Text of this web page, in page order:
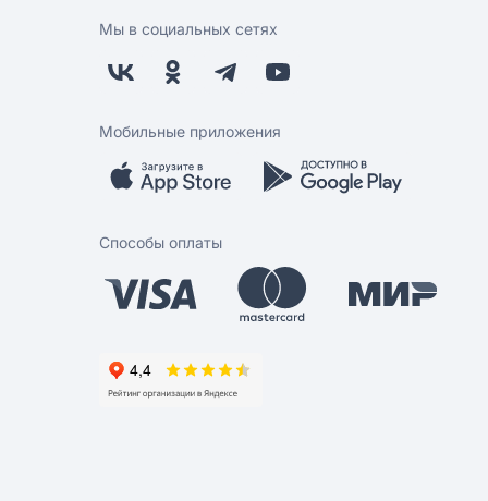
Мы в социальных сетях
Мобильные приложения
Способы оплаты